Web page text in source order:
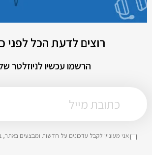
רוצים לדעת הכל לפני
הרשמו עכשיו לניוזלטר
אני מעוניין לקבל עדכונים על חדשות ומבצעים